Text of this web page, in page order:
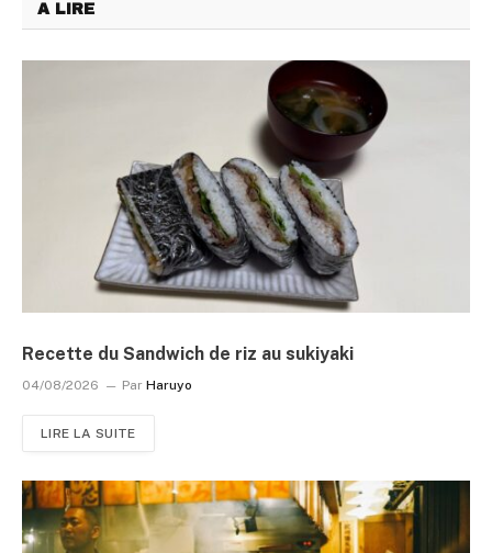
A LIRE
Recette du Sandwich de riz au sukiyaki
04/08/2026 Par Haruyo
LIRE LA SUITE